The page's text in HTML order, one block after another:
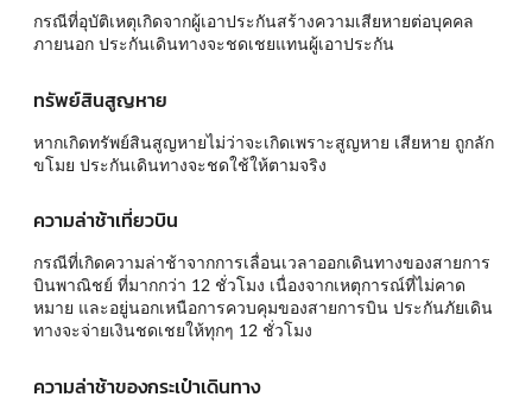
กรณีที่อุบัติเหตุเกิดจากผู้เอาประกันสร้างความเสียหายต่อบุคคล
ภายนอก ประกันเดินทางจะชดเชยแทนผู้เอาประกัน
ทรัพย์สินสูญหาย
หากเกิดทรัพย์สินสูญหายไม่ว่าจะเกิดเพราะสูญหาย เสียหาย ถูกลัก
ขโมย ประกันเดินทางจะชดใช้ให้ตามจริง
ความล่าช้าเที่ยวบิน
กรณีที่เกิดความล่าช้าจากการเลื่อนเวลาออกเดินทางของสายการ
บินพาณิชย์ ที่มากกว่า 12 ชั่วโมง เนื่องจากเหตุการณ์ที่ไม่คาด
หมาย และอยู่นอกเหนือการควบคุมของสายการบิน ประกันภัยเดิน
ทางจะจ่ายเงินชดเชยให้ทุกๆ 12 ชั่วโมง
ความล่าช้าของกระเป๋าเดินทาง